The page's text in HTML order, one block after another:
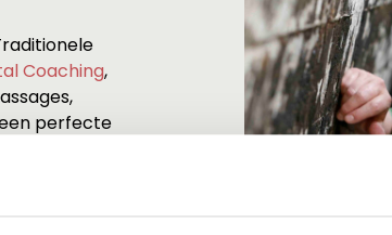
Coaching,
perfecte